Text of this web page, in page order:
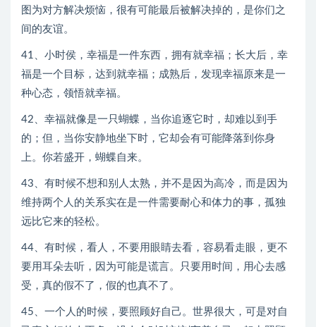
图为对方解决烦恼，很有可能最后被解决掉的，是你们之
间的友谊。
41、小时侯，幸福是一件东西，拥有就幸福；长大后，幸
福是一个目标，达到就幸福；成熟后，发现幸福原来是一
种心态，领悟就幸福。
42、幸福就像是一只蝴蝶，当你追逐它时，却难以到手
的；但，当你安静地坐下时，它却会有可能降落到你身
上。你若盛开，蝴蝶自来。
43、有时候不想和别人太熟，并不是因为高冷，而是因为
维持两个人的关系实在是一件需要耐心和体力的事，孤独
远比它来的轻松。
44、有时候，看人，不要用眼睛去看，容易看走眼，更不
要用耳朵去听，因为可能是谎言。只要用时间，用心去感
受，真的假不了，假的也真不了。
45、一个人的时候，要照顾好自己。世界很大，可是对自